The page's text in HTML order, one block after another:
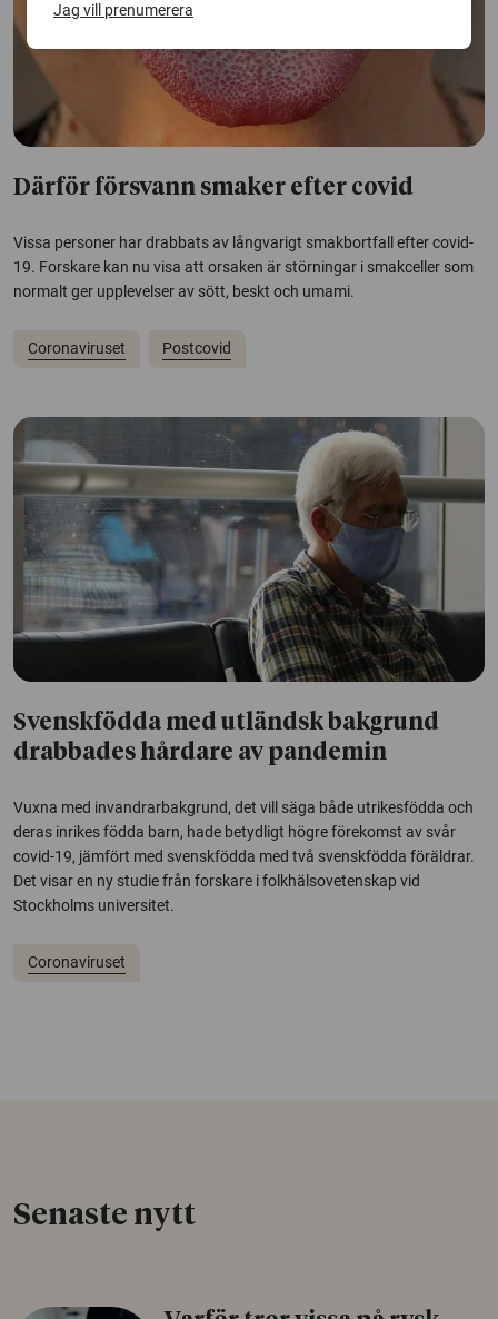
Därför försvann smaker efter covid
Vissa personer har drabbats av långvarigt smakbortfall efter covid-
19. Forskare kan nu visa att orsaken är störningar i smakceller som
normalt ger upplevelser av sött, beskt och umami.
Coronaviruset Postcovid
Svenskfödda med utländsk bakgrund
drabbades hårdare av pandemin
Vuxna med invandrarbakgrund, det vill säga både utrikesfödda och
deras inrikes födda barn, hade betydligt högre förekomst av svår
covid-19, jämfört med svenskfödda med två svenskfödda föräldrar.
Det visar en ny studie från forskare i folkhälsovetenskap vid
Stockholms universitet.
Coronaviruset
Senaste nytt
Jag vill prenumerera